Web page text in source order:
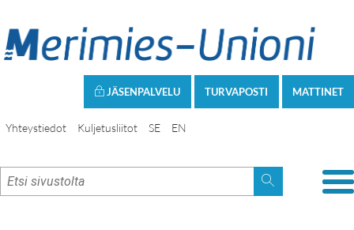
MATTINET
TURVAPOSTI
JÄSENPALVELU
Yhteystiedot Kuljetusliitot SE EN